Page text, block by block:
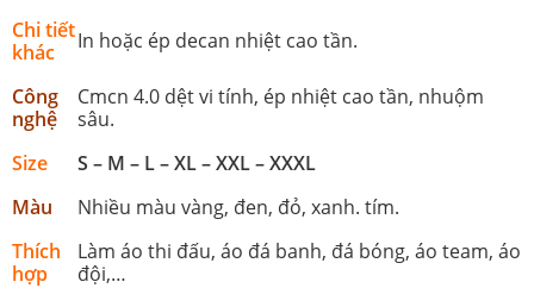
Chi tiết
khác
In hoặc ép decan nhiệt cao tần.
Công
nghệ
Cmcn 4.0 dệt vi tính, ép nhiệt cao tần, nhuộm
sâu.
Size
S – M – L – XL – XXL – XXXL
Màu
Nhiều màu vàng, đen, đỏ, xanh. tím.
Thích
hợp
Làm áo thi đấu, áo đá banh, đá bóng, áo team, áo
đội,…